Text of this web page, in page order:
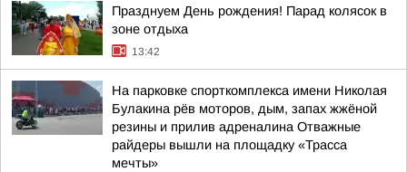
Празднуем День рождения! Парад колясок в
зоне отдыха
13:42
На парковке спорткомплекса имени Николая
Булакина рёв моторов, дым, запах жжёной
резины и прилив адреналина Отважные
райдеры вышли на площадку «Трасса
мечты»